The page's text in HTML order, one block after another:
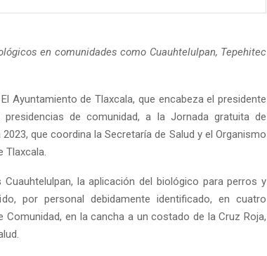
en comunidades como Cuauhtelulpan, Tepehitec
Ayuntamiento de Tlaxcala, que encabeza el presidente
de comunidad, a la Jornada gratuita de
que coordina la Secretaría de Salud y el Organismo
Tlaxcala.
la aplicación del biológico para perros y
por personal debidamente identificado, en cuatro
en la cancha a un costado de la Cruz Roja,